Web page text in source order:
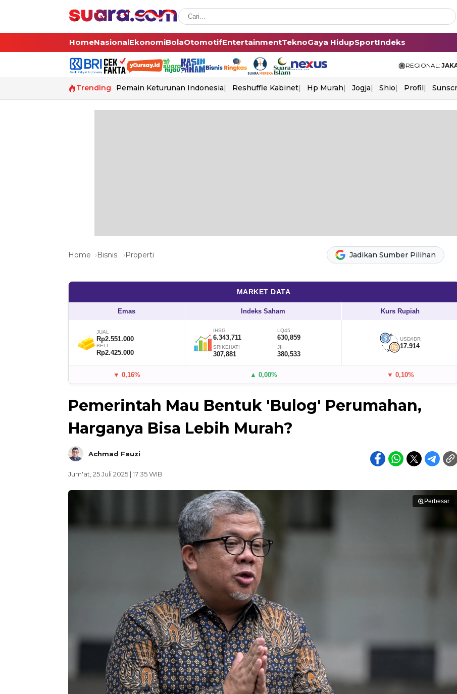
HomeNasionalEkonomiBolaOtomotifEntertainmentTeknoGaya HidupSportIndeks
REGIONAL:
Trending Pemain Keturunan Indonesia Reshuffle Kabinet Hp Murah Jogja Shio Profil
Home Bisnis Properti Jadikan Sumber Pilihan
MARKET DATA
Emas Indeks Saham Kurs Rupiah
JUAL
Rp2.551.000
BELI
Rp2.425.000
IHSG
6.343,711
LQ45
630,859
SRIKEHATI
307,881
JII
380,533
USD/IDR
17.914
▼ 0,16% ▲ 0,00% ▼ 0,10%
Pemerintah Mau Bentuk 'Bulog' Perumahan,
Harganya Bisa Lebih Murah?
Achmad Fauzi
Jum'at, 25 Juli 2025 | 17:35 WIB
Perbesar